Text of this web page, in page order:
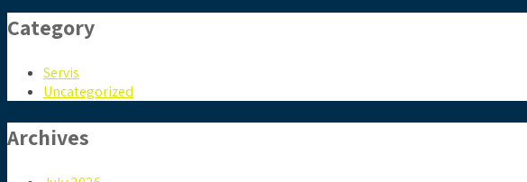
Category
Servis
Uncategorized
Archives